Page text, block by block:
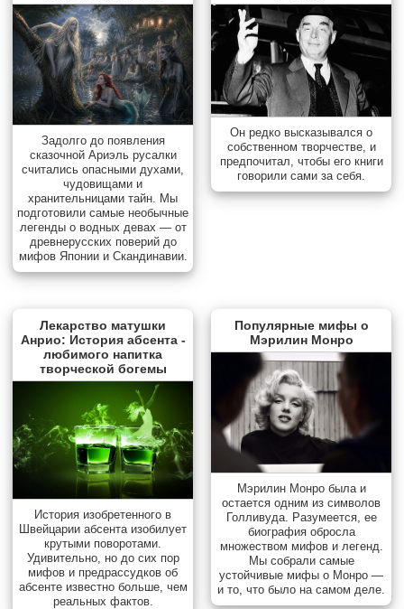
Задолго до появления
сказочной Ариэль русалки
считались опасными духами,
чудовищами и
хранительницами тайн. Мы
подготовили самые необычные
легенды о водных девах — от
древнерусских поверий до
мифов Японии и Скандинавии.
Он редко высказывался о
собственном творчестве, и
предпочитал, чтобы его книги
говорили сами за себя.
Лекарство матушки
Анрио: История абсента -
любимого напитка
творческой богемы
История изобретенного в
Швейцарии абсента изобилует
крутыми поворотами.
Удивительно, но до сих пор
мифов и предрассудков об
абсенте известно больше, чем
реальных фактов.
Популярные мифы о
Мэрилин Монро
Мэрилин Монро была и
остается одним из символов
Голливуда. Разумеется, ее
биография обросла
множеством мифов и легенд.
Мы собрали самые
устойчивые мифы о Монро —
и то, что было на самом деле.